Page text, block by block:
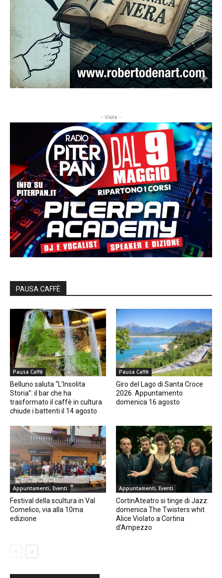
- Visite -
PAUSA CAFFÈ
Pausa Caffè
Belluno saluta “L’Insolita
Storia”: il bar che ha
trasformato il caffè in cultura
chiude i battenti il 14 agosto
Pausa Caffè
Giro del Lago di Santa Croce
2026. Appuntamento
domenica 16 agosto
Appuntamenti, Eventi
Festival della scultura in Val
Comelico, via alla 10ma
edizione
Appuntamenti, Eventi
CortinAteatro si tinge di Jazz:
domenica The Twisters whit
Alice Violato a Cortina
d’Ampezzo